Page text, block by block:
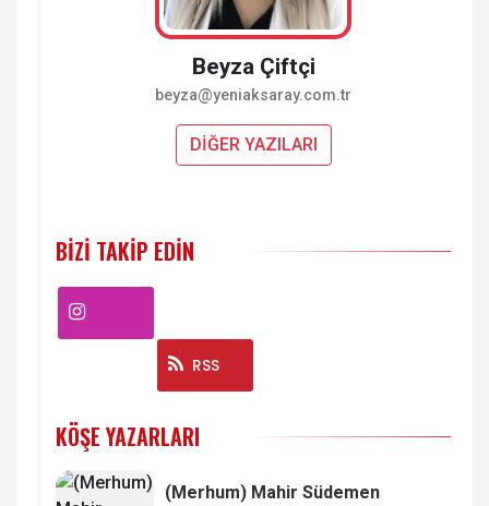
Beyza Çiftçi
beyza@yeniaksaray.com.tr
DİĞER YAZILARI
BIZI TAKIP EDIN
RSS
KÖŞE YAZARLARI
(Merhum) Mahir Südemen